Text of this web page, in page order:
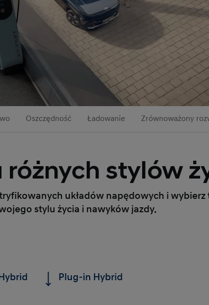
Oszczędność Ładowanie Zrównoważony
stylów
układów napędowych i wybierz
stylu życia i nawyków jazdy.
Plug-in Hybrid